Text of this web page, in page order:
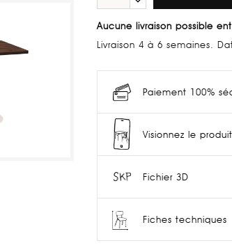
Aucune livraison possible
Livraison 4 à 6 semaines.
Paiement 100%
Visionnez le
Fichier 3D
Fiches techniques